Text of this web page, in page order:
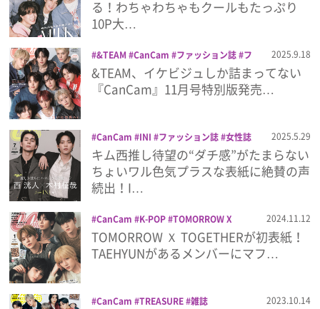
ビューティー
カフェ・グルメ
エンタメ
ライフスタイル
プレゼント
インタビュー
フィルム
Emoメン
る！わちゃわちゃもクールもたっぷり
10P大…
&TEAM CanCam ファッション誌
フ
ォトムック
女性誌 小学館 雑誌
2025.9.18
&TEAM、イケビジュしか詰まってない
『CanCam』11月号特別版発売…
CanCam INI ファッション誌 女性誌
木村柾哉 西洸人 雑誌
2025.5.29
キム西推し待望の“ダチ感”がたまらない
ちょいワル色気プラスな表紙に絶賛の声
続出！I…
CanCam K-POP TOMORROW X
TOGETHER 雑誌
2024.11.12
TOMORROW Ｘ TOGETHERが初表紙！
TAEHYUNがあるメンバーにマフ…
CanCam TREASURE 雑誌 2023.10.14